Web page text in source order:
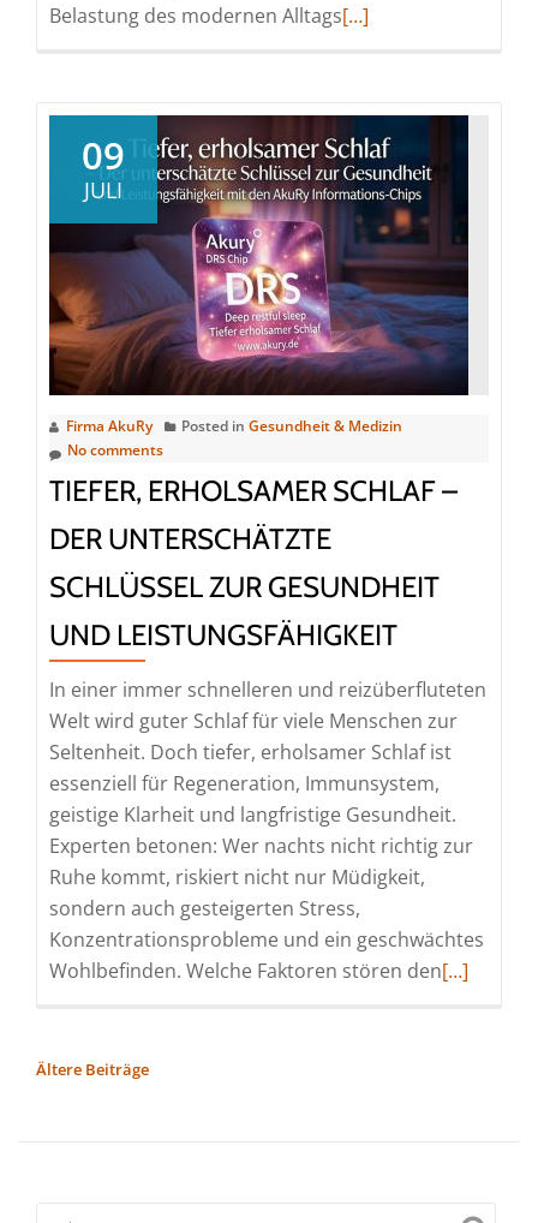
Belastung des modernen AlltagsRead
Der
unterschätzte
Schlüssel
Gesundheit,
Leistung
und
innerer
Balance
[…]
09
JULI
Firma AkuRy Posted in Gesundheit & Medizin
No comments
TIEFER, ERHOLSAMER SCHLAF –
DER UNTERSCHÄTZTE
SCHLÜSSEL ZUR GESUNDHEIT
UND LEISTUNGSFÄHIGKEIT
In einer immer schnelleren und reizüberfluteten
Welt wird guter Schlaf für viele Menschen zur
Seltenheit. Doch tiefer, erholsamer Schlaf ist
essenziell für Regeneration, Immunsystem,
geistige Klarheit und langfristige Gesundheit.
Experten betonen: Wer nachts nicht richtig zur
Ruhe kommt, riskiert nicht nur Müdigkeit,
sondern auch gesteigerten Stress,
Konzentrationsprobleme und ein geschwächtes
Wohlbefinden. Welche Faktoren stören denRead
[…]
BEITRAGSNAVIGATION
Ältere Beiträge